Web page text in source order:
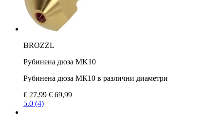
BROZZL
Рубинена дюза MK10
Рубинена дюза МК10 в различни диаметри
€ 27,99 € 69,99
5.0 (4)